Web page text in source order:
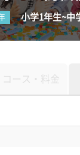
小学1年生~中
コース・料金